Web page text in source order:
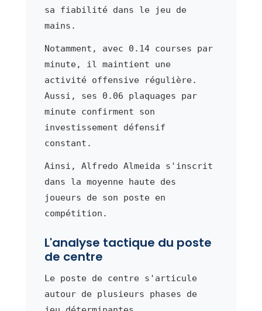
sa fiabilité dans le jeu de
mains.
Notamment, avec 0.14 courses par
minute, il maintient une
activité offensive régulière.
Aussi, ses 0.06 plaquages par
minute confirment son
investissement défensif
constant.
Ainsi, Alfredo Almeida s'inscrit
dans la moyenne haute des
joueurs de son poste en
compétition.
L'analyse tactique du poste
de centre
Le poste de centre s'articule
autour de plusieurs phases de